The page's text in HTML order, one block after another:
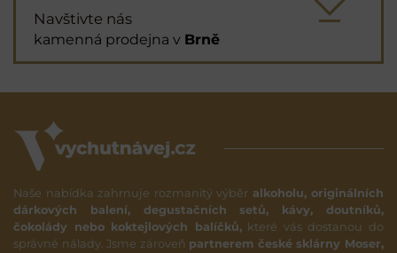
Navštivte nás
kamenná prodejna v Brně
Naše nabídka zahrnuje rozmanitý výběr alkoholu, originálních
dárkových balení, degustačních setů, kávy, doutníků,
čokolády nebo koktejlových balíčků,které vás dostanou do
správné nálady. Jsme zároveň partnerem české sklárny Moser,